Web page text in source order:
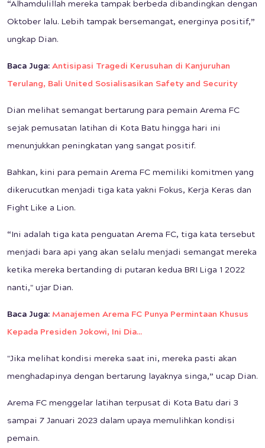
“Alhamdulillah mereka tampak berbeda dibandingkan dengan
Oktober lalu. Lebih tampak bersemangat, energinya positif,”
ungkap Dian.
Baca Juga: Antisipasi Tragedi Kerusuhan di Kanjuruhan
Terulang, Bali United Sosialisasikan Safety and Security
Dian melihat semangat bertarung para pemain Arema FC
sejak pemusatan latihan di Kota Batu hingga hari ini
menunjukkan peningkatan yang sangat positif.
Bahkan, kini para pemain Arema FC memiliki komitmen yang
dikerucutkan menjadi tiga kata yakni Fokus, Kerja Keras dan
Fight Like a Lion.
“Ini adalah tiga kata penguatan Arema FC, tiga kata tersebut
menjadi bara api yang akan selalu menjadi semangat mereka
ketika mereka bertanding di putaran kedua BRI Liga 1 2022
nanti," ujar Dian.
Baca Juga: Manajemen Arema FC Punya Permintaan Khusus
Kepada Presiden Jokowi, Ini Dia...
"Jika melihat kondisi mereka saat ini, mereka pasti akan
menghadapinya dengan bertarung layaknya singa,” ucap Dian.
Arema FC menggelar latihan terpusat di Kota Batu dari 3
sampai 7 Januari 2023 dalam upaya memulihkan kondisi
pemain.